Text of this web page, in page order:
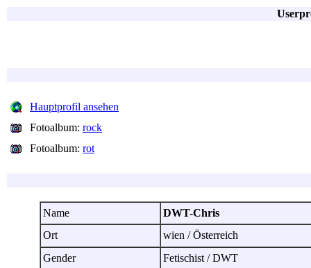
Hauptprofil ansehen
Fotoalbum: rock
Fotoalbum: rot
Name
DWT-Chris
Ort
wien / Österreich
Gender
Fetischist / DWT